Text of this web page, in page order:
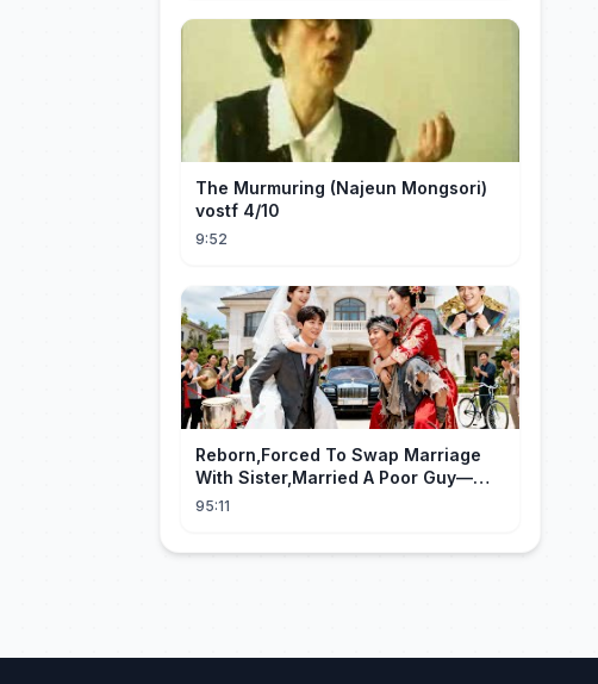
The Murmuring (Najeun Mongsori)
vostf 4/10
9:52
Reborn,Forced To Swap Marriage
With Sister,Married A Poor Guy—
He’S Actually A Rich Ceo!Shocked!
95:11